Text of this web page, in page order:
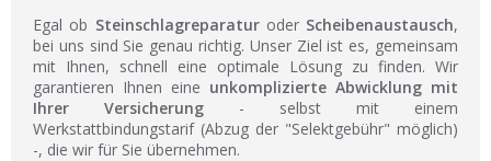
Egal ob Steinschlagreparaturoder Scheibenaustausch,
bei uns sind Sie genau richtig. Unser Ziel ist es, gemeinsam
mit Ihnen, schnell eine optimale Lösung zu finden. Wir
garantieren Ihnen eine unkomplizierte Abwicklung mit
Ihrer Versicherung - selbst mit einem
Werkstattbindungstarif (Abzug der "Selektgebühr" möglich)
-, die wir für Sie übernehmen.